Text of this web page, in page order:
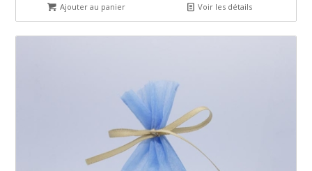
Ajouter au panier Voir les détails